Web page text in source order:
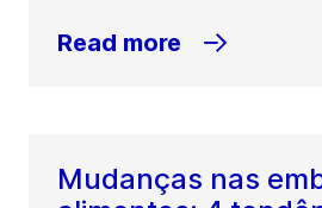
Read more
Mudanças nas